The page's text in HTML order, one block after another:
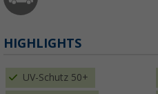
HIGHLIGHTS
UV-Schutz 50+